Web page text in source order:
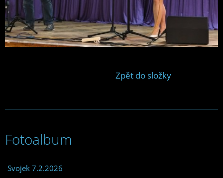
Zpět do složky
Fotoalbum
Svojek 7.2.2026